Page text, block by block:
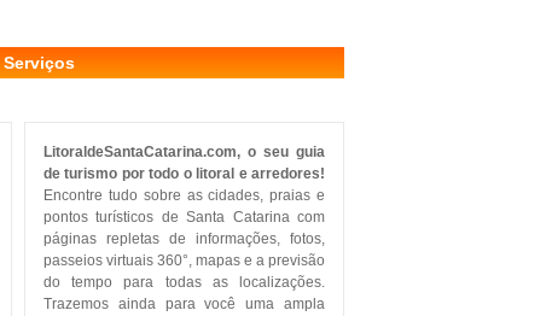
Serviços
LitoraldeSantaCatarina.com, o seu guia
de turismo por todo o litoral e arredores!
Encontre tudo sobre as cidades, praias e
pontos turísticos de Santa Catarina com
páginas repletas de informações, fotos,
passeios virtuais 360°, mapas e a previsão
do tempo para todas as localizações.
Trazemos ainda para você uma ampla